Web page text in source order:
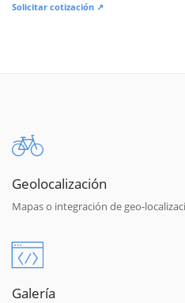
Solicitar cotización ↗
Geolocalización
Mapas o integración de geo-
Galería